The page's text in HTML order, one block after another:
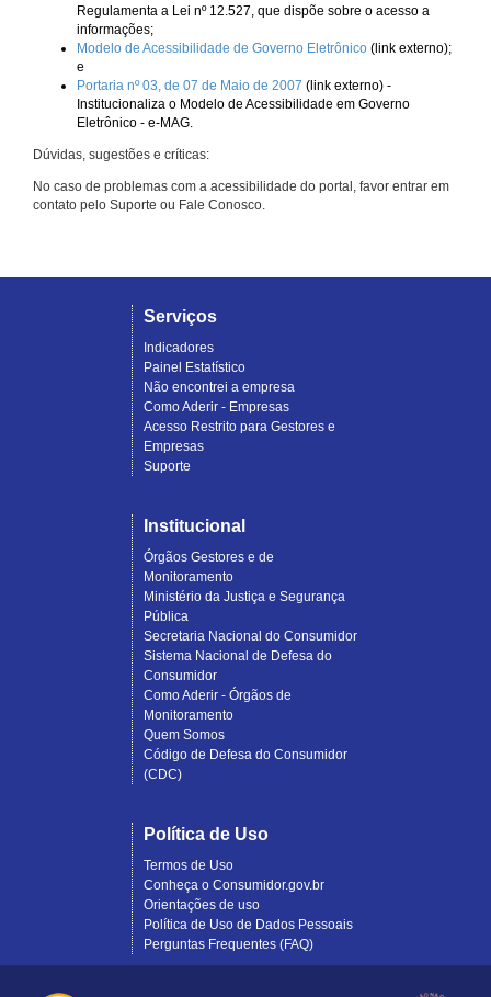
Regulamenta a Lei nº 12.527, que dispõe sobre o acesso a
informações;
Modelo de Acessibilidade de Governo Eletrônico (link externo);
e
Portaria nº 03, de 07 de Maio de 2007 (link externo) -
Institucionaliza o Modelo de Acessibilidade em Governo
Eletrônico - e-MAG.
Dúvidas, sugestões e críticas:
No caso de problemas com a acessibilidade do portal, favor entrar em
contato pelo Suporte ou Fale Conosco.
Serviços
Indicadores
Painel Estatístico
Não encontrei a empresa
Como Aderir - Empresas
Acesso Restrito para Gestores e
Empresas
Suporte
Institucional
Órgãos Gestores e de
Monitoramento
Ministério da Justiça e Segurança
Pública
Secretaria Nacional do Consumidor
Sistema Nacional de Defesa do
Consumidor
Como Aderir - Órgãos de
Monitoramento
Quem Somos
Código de Defesa do Consumidor
(CDC)
Política de Uso
Termos de Uso
Conheça o Consumidor.gov.br
Orientações de uso
Política de Uso de Dados Pessoais
Perguntas Frequentes (FAQ)